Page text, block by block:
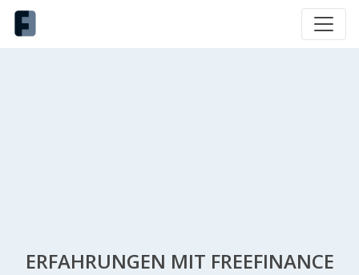
ERFAHRUNGEN MIT FREEFINANCE